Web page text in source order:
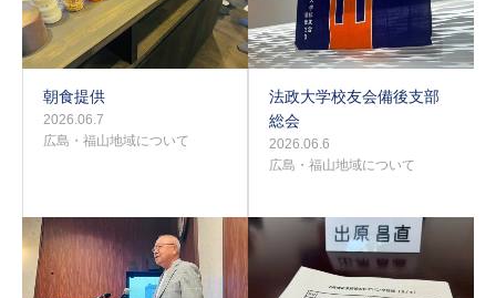
朝食提供
2026.06.7
広島・福山地域について
法政大学校友会備後支部
総会
2026.06.6
広島・福山地域について